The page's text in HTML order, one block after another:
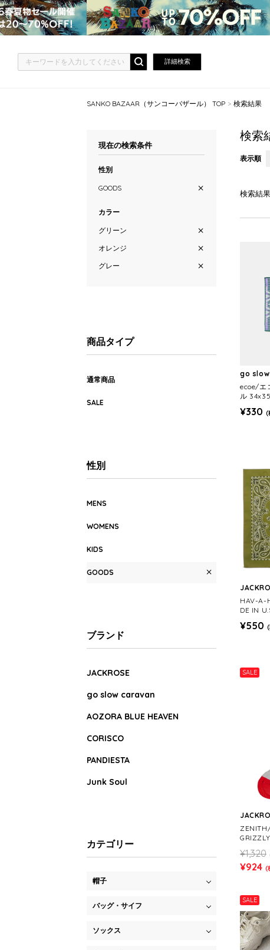
詳細検索
SANKO BAZAAR（サンコーバザール） TOP 検索結果
検索
表示順
検索結果
go
ecoe/エ
ル 34x35
¥330 (
HAV-A-
DE IN
¥550
SALE
¥1,320
¥924 (
SALE
現在の検索条件
性別
GOODS
カラー
グリーン
オレンジ
グレー
商品タイプ
通常商品
SALE
性別
MENS
WOMENS
KIDS
GOODS
ブランド
JACKROSE
go slow caravan
AOZORA BLUE HEAVEN
CORISCO
PANDIESTA
Junk Soul
カテゴリー
帽子
バッグ・サイフ
ソックス